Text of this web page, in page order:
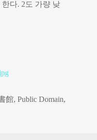
다. 2도 가량 낮
館, Public Domain,